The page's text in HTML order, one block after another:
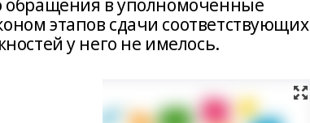
обращения в уполномоченные
этапов сдачи соответствующих
у него не имелось.